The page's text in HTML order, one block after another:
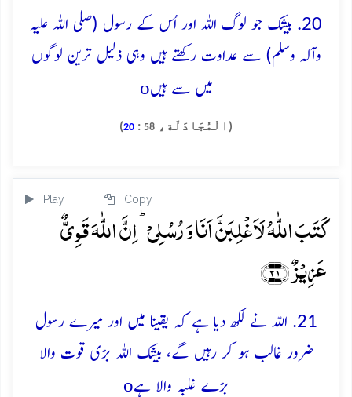
20. بیشک جو لوگ اللہ اور اُس کے رسول (صلی اللہ علیہ
وآلہ وسلم) سے عداوت رکھتے ہیں وہی ذلیل ترین لوگوں
میں سے ہیںo
(الْمُجَادَلَة، 58
:
20
)
Play Copy
کَتَبَ اللّٰہُ لَاَغۡلِبَنَّ اَنَا وَ رُسُلِیۡ ؕ اِنَّ اللّٰہَ قَوِیٌّ
عَزِیۡزٌ ﴿۲۱﴾
21. اللہ نے لکھ دیا ہے کہ یقینا میں اور میرے رسول
ضرور غالب ہو کر رہیں گے، بیشک اللہ بڑی قوت والا
بڑے غلبہ والا ہےo